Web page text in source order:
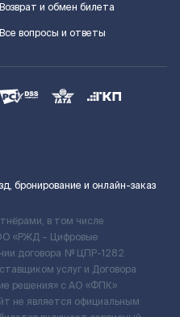
Возврат и обмен билета
Все вопросы и ответы
бронирование и онлайн-заказ
в том числе
«РЖД – Цифровые
договора № ЦПР-1282
услуг и Договора
решения» c АО «ФПК»
не является официальным